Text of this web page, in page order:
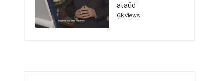
ataúd
6k views